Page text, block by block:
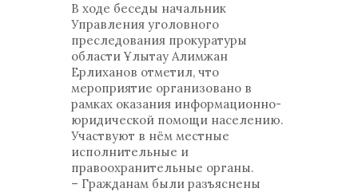
В ходе беседы начальник
Управления уголовного
преследования прокуратуры
области Ұлытау Алимжан
Ерлиханов отметил, что
мероприятие организовано в
рамках оказания информационно-
юридической помощи населению.
Участвуют в нём местные
исполнительные и
правоохранительные органы.
– Гражданам были разъяснены